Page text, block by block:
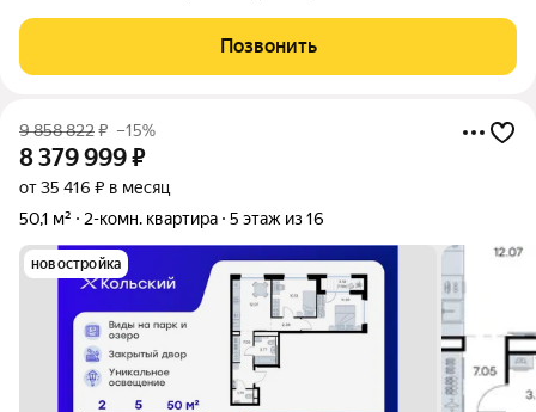
комната. Обустройте там
Позвонить
9 858 822₽ –15%
8 379 999₽
от 35 416 ₽ в месяц
50,1 м²
2-комн. квартира 5 этаж из 16
новостройка